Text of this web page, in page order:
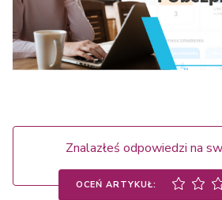
Znalazłeś odpowiedzi na
OCEŃ ARTYKUŁ: